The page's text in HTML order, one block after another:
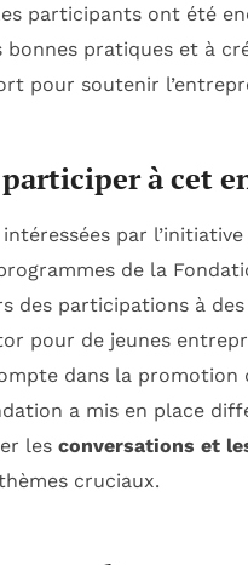
participants ont été
bonnes pratiques et à
pour soutenir
à cet
par
de la
des participations à
pour de jeunes
dans la promotion
a mis en place
les conversations et
cruciaux.